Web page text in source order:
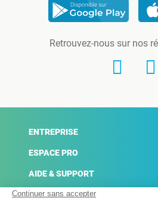
Retrouvez-nous sur nos
ENTREPRISE
ESPACE PRO
AIDE & SUPPORT
ACTUALITÉS